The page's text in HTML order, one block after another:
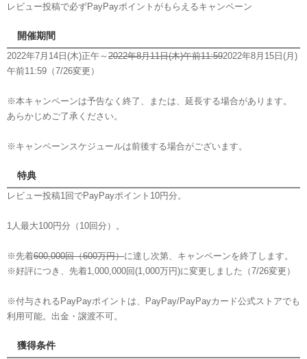
レビュー投稿で必ずPayPayポイントがもらえるキャンペーン
開催期間
2022年7月14日(木)正午～ 2022年8月11日(木)午前11:592022年8月15日(月)
午前11:59（7/26変更）
※本キャンペーンは予告なく終了、または、延長する場合があります。
あらかじめご了承ください。
※キャンペーンスケジュールは前後する場合がございます。
特典
レビュー投稿1回でPayPayポイント10円分。
1人最大100円分（10回分）。
※先着600,000回（600万円）に達し次第、キャンペーンを終了します。
※好評につき、先着1,000,000回(1,000万円)に変更しました（7/26変更）
※付与されるPayPayポイントは、PayPay/PayPayカード公式ストアでも
利用可能。出金・譲渡不可。
獲得条件